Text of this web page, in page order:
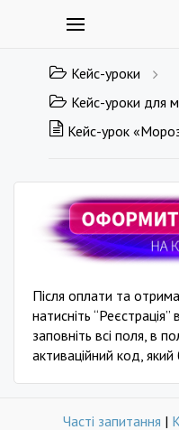
Кейс-уроки
Кейс-уроки для
Кейс-урок
Після оплати та
натисніть
заповніть всі поля, в
активаційний код,
Часті запитання |